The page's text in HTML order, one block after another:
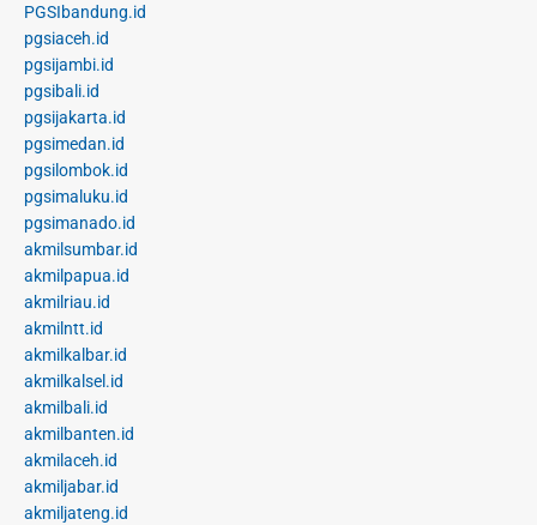
PGSIbandung.id
pgsiaceh.id
pgsijambi.id
pgsibali.id
pgsijakarta.id
pgsimedan.id
pgsilombok.id
pgsimaluku.id
pgsimanado.id
akmilsumbar.id
akmilpapua.id
akmilriau.id
akmilntt.id
akmilkalbar.id
akmilkalsel.id
akmilbali.id
akmilbanten.id
akmilaceh.id
akmiljabar.id
akmiljateng.id